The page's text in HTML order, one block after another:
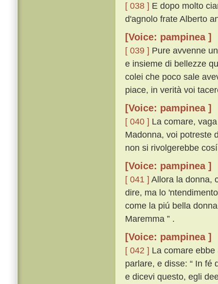
[ 038 ] E dopo molto
d'agnolo frate Alberto
[Voice: pampinea ]
[ 039 ] Pure avvenne
e insieme di bellezze
colei che poco sale
piace, in verità voi
[Voice: pampinea ]
[ 040 ] La comare,
Madonna, voi potreste
non si rivolgerebbe
[Voice: pampinea ]
[ 041 ] Allora la donna,
dire, ma lo
come la piú bella
Maremma ” .
[Voice: pampinea ]
[ 042 ] La comare
parlare, e disse: “ In fé
e dicevi questo, egli